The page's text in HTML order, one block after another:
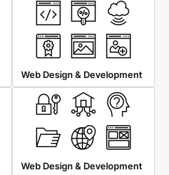
Web Design & Development
Web Design & Development